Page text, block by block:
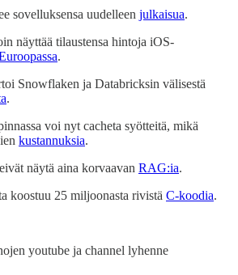
sovelluksensa uudelleen julkaisua.
näyttää tilaustensa hintoja iOS-
.
Snowflaken ja Databricksin välisestä
.
voi nyt cacheta syötteitä, mikä
kustannuksia.
näytä aina korvaavan RAG:ia.
koostuu 25 miljoonasta rivistä C-koodia.
youtube ja channel lyhenne